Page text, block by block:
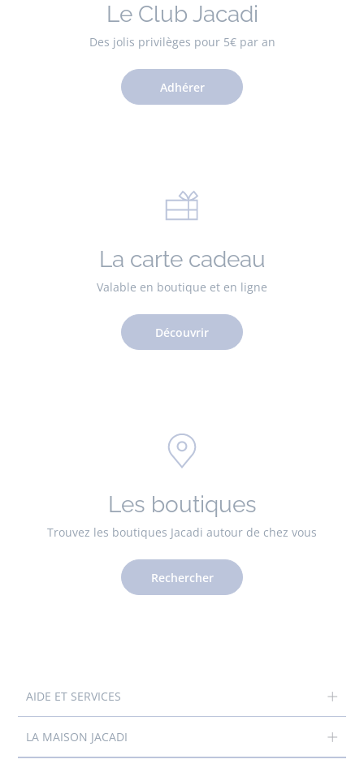
Le Club Jacadi
Des jolis privilèges pour 5€ par an
Adhérer
La carte cadeau
Valable en boutique et en ligne
Découvrir
Les boutiques
Trouvez les boutiques Jacadi autour de chez vous
Rechercher
AIDE ET SERVICES
LA MAISON JACADI